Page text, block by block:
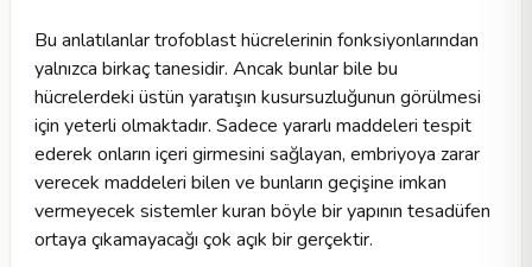
Bu anlatılanlar trofoblast hücrelerinin fonksiyonlarından
yalnızca birkaç tanesidir. Ancak bunlar bile bu
hücrelerdeki üstün yaratışın kusursuzluğunun görülmesi
için yeterli olmaktadır. Sadece yararlı maddeleri tespit
ederek onların içeri girmesini sağlayan, embriyoya zarar
verecek maddeleri bilen ve bunların geçişine imkan
vermeyecek sistemler kuran böyle bir yapının tesadüfen
ortaya çıkamayacağı çok açık bir gerçektir.